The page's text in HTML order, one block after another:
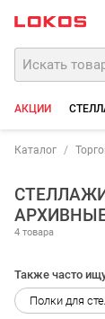
АКЦИИ
Каталог
4 товара
Также часто
Полки для